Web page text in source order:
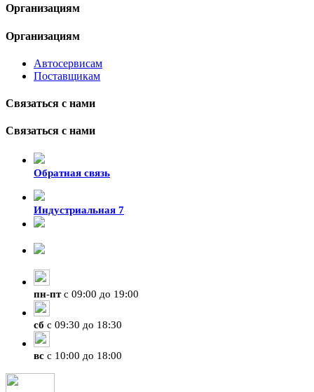
Организациям
Организациям
Автосервисам
Поставщикам
Связаться с нами
Связаться с нами
Обратная связь
Индустриальная 7
пн-птс 09:00 до 19:00
сб с 09:30 до 18:30
вс с 10:00 до 18:00